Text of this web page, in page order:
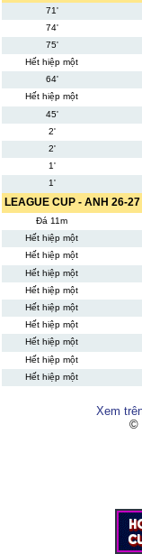
71'
74'
75'
Hết hiệp một
64'
Hết hiệp một
45'
2'
2'
1'
1'
LEAGUE CUP - ANH 26-27
Đá 11m
Hết hiệp một
Hết hiệp một
Hết hiệp một
Hết hiệp một
Hết hiệp một
Hết hiệp một
Hết hiệp một
Hết hiệp một
Hết hiệp một
Xem
©